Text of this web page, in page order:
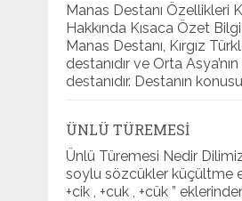
Manas Destanı Özellikleri
Hakkında Kısaca Özet
Manas Destanı, Kırgız
destanıdır ve Orta
destanıdır. Destanın
ÜNLÜ TÜREMESI
Ünlü Türemesi Nedir
soylu sözcükler küçültme
+cik , +cuk , +cük ”